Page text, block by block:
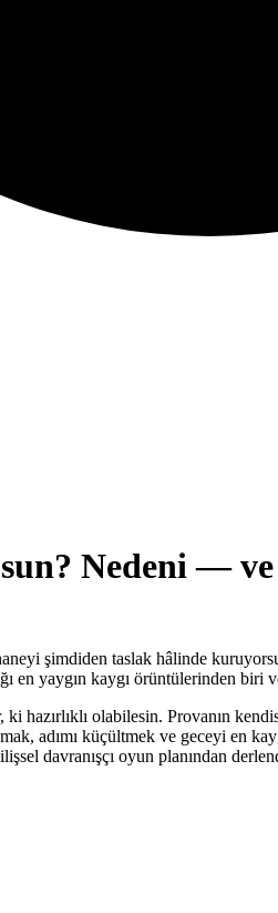
Nedeni —
şimdiden taslak hâlinde
en yaygın kaygı örüntülerinden biri
hazırlıklı olabilesin. Provanın
adımı küçültmek ve geceyi en
davranışçı oyun planından